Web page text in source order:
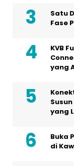
Satu
Fase
KVB
yang
yang
Buka
di